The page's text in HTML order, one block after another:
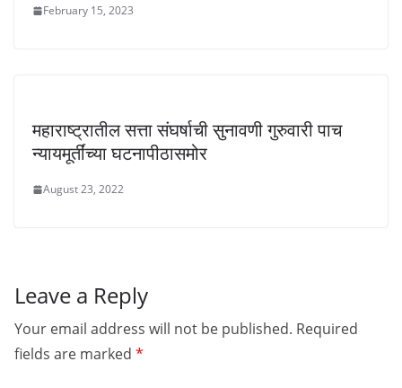
February 15, 2023
महाराष्ट्रातील सत्ता संघर्षाची सुनावणी गुरुवारी पाच
न्यायमूर्तींच्या घटनापीठासमोर
August 23, 2022
Leave a Reply
Your email address will not be published. Required
fields are marked *